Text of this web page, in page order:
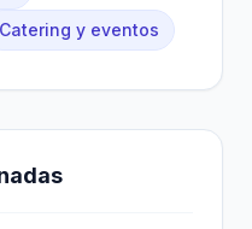
Catering y eventos